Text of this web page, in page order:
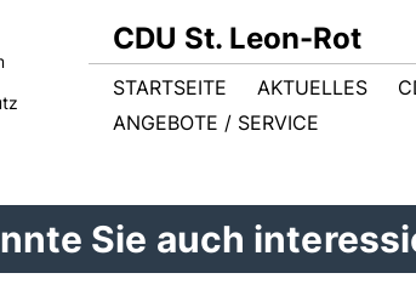
CDU St. Leon-Rot
STARTSEITE AKTUELLES
ANGEBOTE / SERVICE
Sie auch